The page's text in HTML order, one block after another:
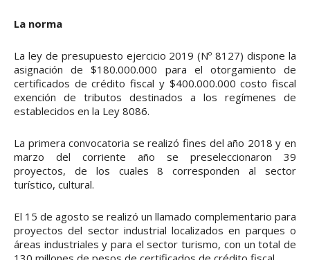
La norma
La ley de presupuesto ejercicio 2019 (Nº 8127) dispone la
asignación de $180.000.000 para el otorgamiento de
certificados de crédito fiscal y $400.000.000 costo fiscal
exención de tributos destinados a los regímenes de
establecidos en la Ley 8086.
La primera convocatoria se realizó fines del año 2018 y en
marzo del corriente año se preseleccionaron 39
proyectos, de los cuales 8 corresponden al sector
turístico, cultural.
El 15 de agosto se realizó un llamado complementario para
proyectos del sector industrial localizados en parques o
áreas industriales y para el sector turismo, con un total de